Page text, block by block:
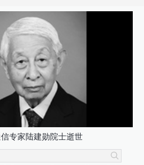
专家陆建勋院士逝世